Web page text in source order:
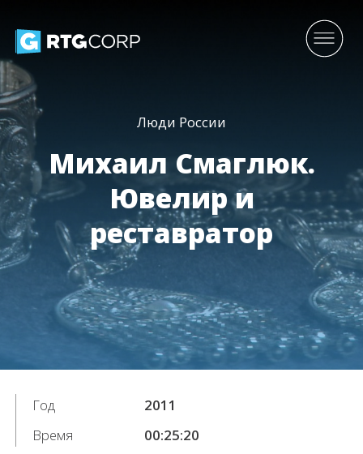
Люди России
Михаил Смаглюк.
Ювелир и
реставратор
Год
2011
Время
00:25:20